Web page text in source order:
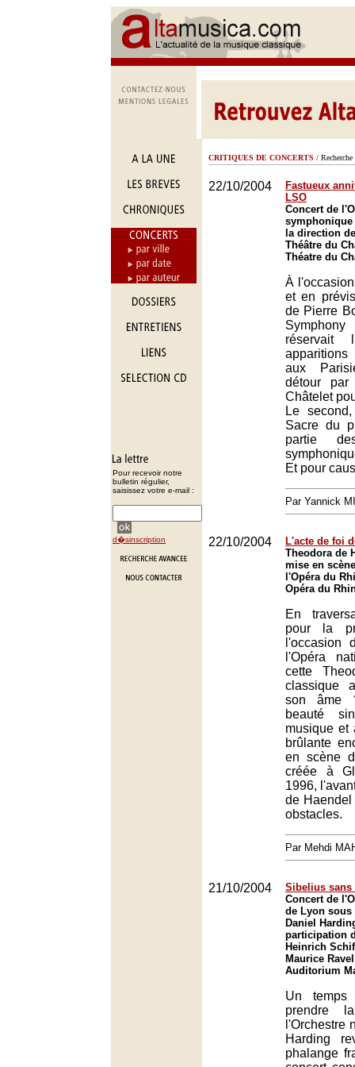
Pour recevoir notre
bulletin régulier,
saisissez votre e-mail :
d�sinscription
CRITIQUES DE CONCERTS / Recherche
22/10/2004
Fastueux
LSO
Concert de
la direction
Théâtre du
Théatre du
À
et en
de Pierre
réservait
aux
détour
Châtelet
Le
Sacre du
partie
Et pour
Par Yannick
22/10/2004
L'acte de foi
Theodora de
mise en
l'Opéra du
Opéra du
En
pour la
l'occasion
l'Opéra
cette
classique
son âme
beauté
musique et
brûlante
en scène
créée à
1996,
de
obstacles.
Par Mehdi
21/10/2004
Sibelius sans
Concert de
de Lyon
Daniel
participation
Heinrich
Maurice
Auditorium
Un temps
prendre
l'Orchestre
Harding
phalange